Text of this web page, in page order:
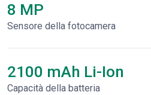
8 MP
Sensore della fotocamera
2100 mAh Li-Ion
Capacità della batteria